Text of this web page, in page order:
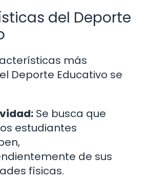
del Deporte
más
Deporte Educativo se
Se busca que
estudiantes
de sus
físicas.